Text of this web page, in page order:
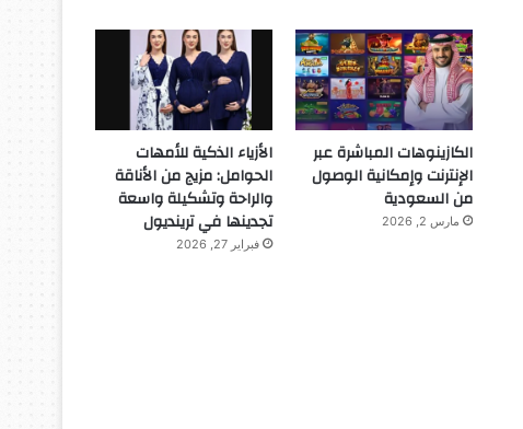
الكازينوهات المباشرة عبر
الإنترنت وإمكانية الوصول
من السعودية
مارس 2, 2026
الأزياء الذكية للأمهات
الحوامل: مزيج من الأناقة
والراحة وتشكيلة واسعة
تجدينها في ترينديول
فبراير 27, 2026